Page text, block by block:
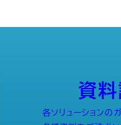
資
各ソリューションの